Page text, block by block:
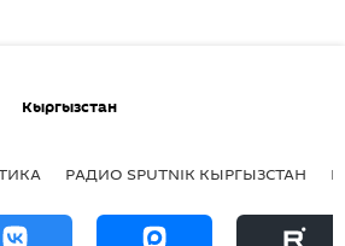
Кыргызстан
РАДИО SPUTNIK КЫРГЫЗСТАН